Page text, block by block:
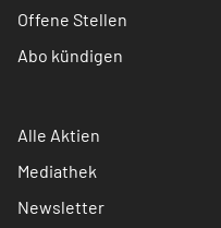
Offene Stellen
Abo kündigen
Alle Aktien
Mediathek
Newsletter